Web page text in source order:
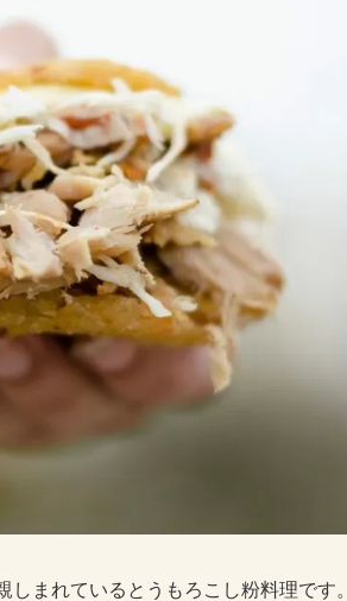
まれているとうもろこし粉料理です。